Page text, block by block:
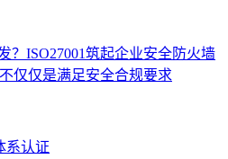
？ISO27001筑起企业安全防火墙
仅仅是满足安全合规要求